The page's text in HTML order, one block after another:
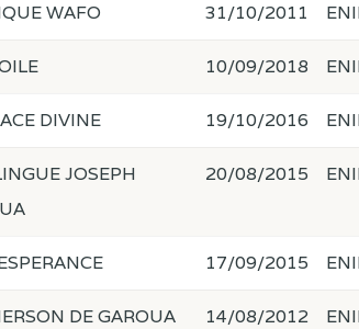
WAFO 31/10/2011
10/09/2018
DIVINE 19/10/2016
JOSEPH
20/08/2015
17/09/2015
DE GAROUA 14/08/2012